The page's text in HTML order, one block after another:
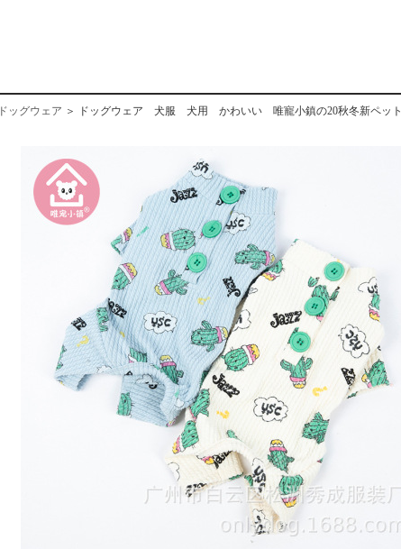
ドッグウェア ＞ ドッグウェア 犬服 犬用 かわいい 唯寵小鎮の20秋冬新ペット